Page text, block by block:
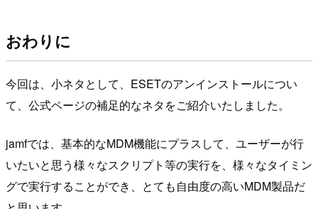
おわりに
今回は、小ネタとして、ESETのアンインストールについ
て、公式ページの補足的なネタをご紹介いたしました。
jamfでは、基本的なMDM機能にプラスして、ユーザーが行
いたいと思う様々なスクリプト等の実行を、様々なタイミン
グで実行することができ、とても自由度の高いMDM製品だ